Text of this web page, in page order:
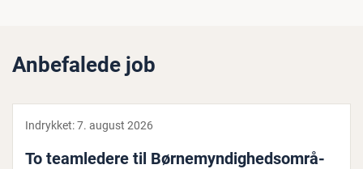
Anbefalede job
Indrykket:7. august 2026
To team­le­de­re til Bør­ne­myn­dig­heds­om­rå­